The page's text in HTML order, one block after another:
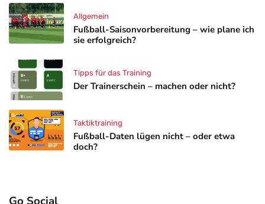
Fußball-Saisonvorbereitung – wie plane ich
sie erfolgreich?
Allgemein
Der Trainerschein – machen oder nicht?
Tipps für das Training
Fußball-Daten lügen nicht – oder etwa
doch?
Taktiktraining